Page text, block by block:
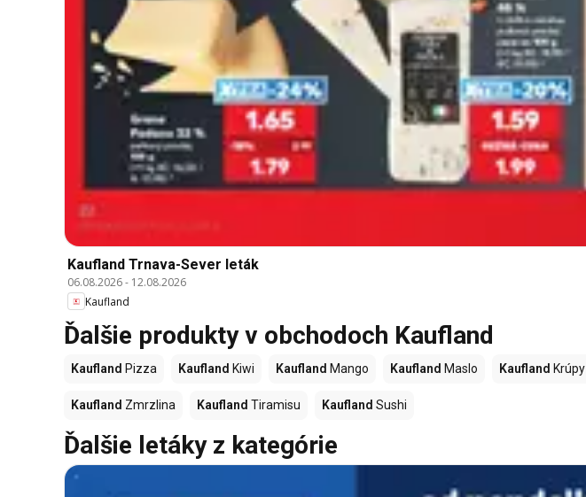
Kaufland Trnava-Sever leták
06.08.2026- 12.08.2026
Kaufland
Ďalšie produkty v obchodoch Kaufland
Kaufland Pizza Kaufland Kiwi Kaufland Mango Kaufland Maslo Kaufland Krúpy
Kaufland Zmrzlina Kaufland Tiramisu Kaufland Sushi
Ďalšie letáky z kategórie